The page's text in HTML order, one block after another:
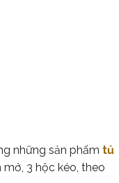
những sản phẩm tủ
mở, 3 hộc kéo, theo